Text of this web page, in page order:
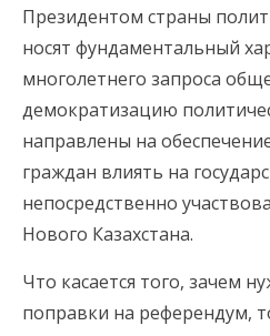
Президентом страны
носят фундаментальный
многолетнего запроса
демократизацию
направлены на
граждан влиять на
непосредственно
Нового Казахстана.
Что касается того, зачем
поправки на референдум,